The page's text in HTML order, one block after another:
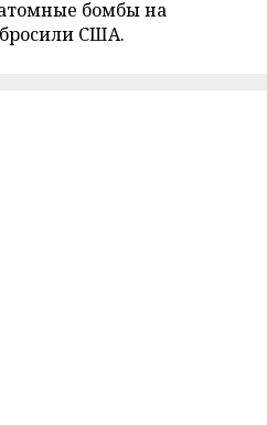
бомбы на
США.